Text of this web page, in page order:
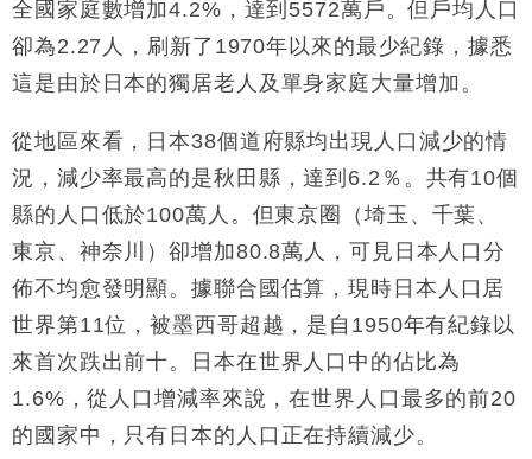
日圓干預創新高
11:12
國際｜特朗普料美伊戰事快結束 承認部分彈藥庫存緊
張
司
全國家庭數增加4.2%，達到5572萬戶。但戶均人口
卻為2.27人，刷新了1970年以來的最少紀錄，據悉
這是由於日本的獨居老人及單身家庭大量增加。
從地區來看，日本38個道府縣均出現人口減少的情
況，減少率最高的是秋田縣，達到6.2％。共有10個
縣的人口低於100萬人。但東京圈（埼玉、千葉、
東京、神奈川）卻增加80.8萬人，可見日本人口分
佈不均愈發明顯。據聯合國估算，現時日本人口居
世界第11位，被墨西哥超越，是自1950年有紀錄以
來首次跌出前十。日本在世界人口中的佔比為
1.6%，從人口增減率來說，在世界人口最多的前20
的國家中，只有日本的人口正在持續減少。